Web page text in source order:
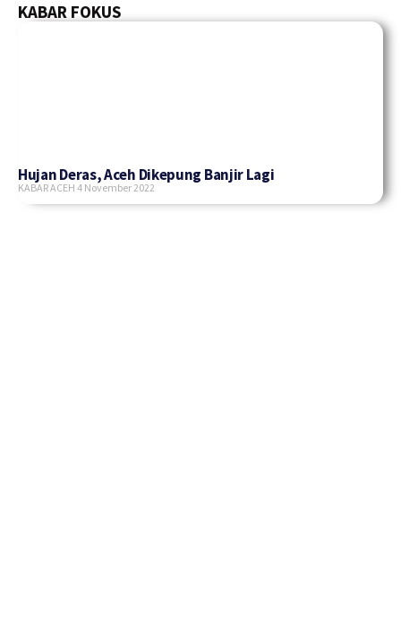
KABAR FOKUS
Hujan Deras, Aceh Dikepung Banjir Lagi
KABAR ACEH 4 November 2022